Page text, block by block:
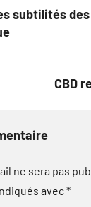
subtilités
CBD
ne sera pas
avec*